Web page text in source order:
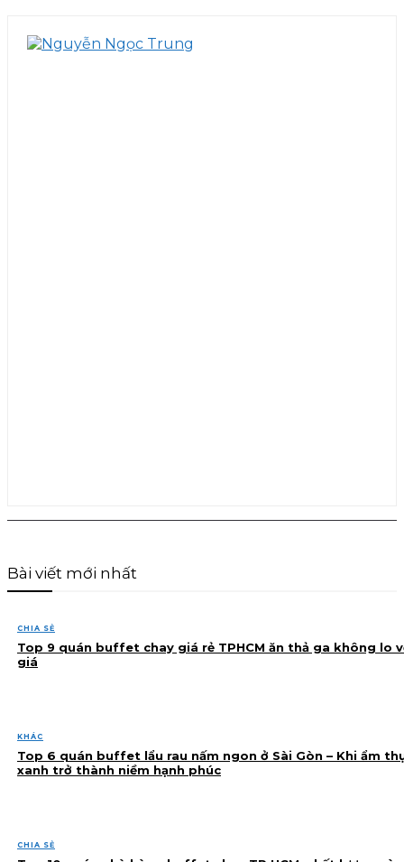
Bài viết mới nhất
CHIA SẺ
Top 9 quán buffet chay giá rẻ TPHCM ăn thả ga không lo
giá
KHÁC
Top 6 quán buffet lẩu rau nấm ngon ở Sài Gòn – Khi ẩm
xanh trở thành niềm hạnh phúc
CHIA SẺ